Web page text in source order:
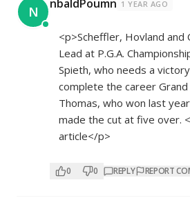
N nbaldPoumn 1 YEAR AGO
<p>Scheffler, Hovland and
Lead at P.G.A.
Spieth, who needs a
complete the career Grand
Thomas, who won last
made the cut at five over.
article</p>
0 0 REPLY REPORT